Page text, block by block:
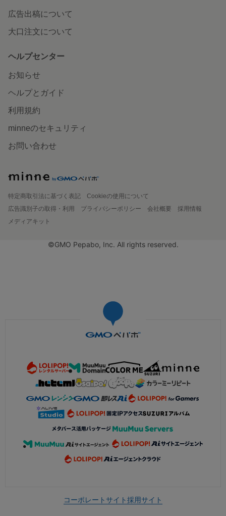
広告出稿について
大口注文について
ヘルプセンター
お知らせ
ヘルプとガイド
利用規約
minneのセキュリティ
お問い合わせ
特定商取引法に基づく表記
Cookieの使用について
広告識別子の取得・利用
プライバシーポリシー 会社概要
採用情報
メディアキット
©GMO Pepabo, Inc. All rights reserved.
コーポレートサイト採用サイト